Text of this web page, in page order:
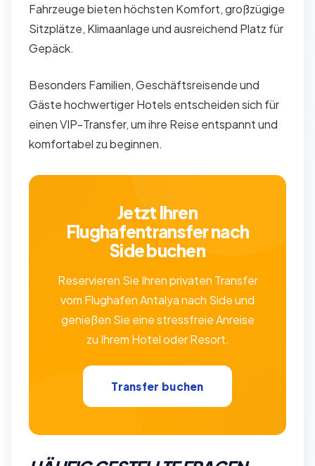
Fahrzeuge bieten höchsten Komfort, großzügige
Sitzplätze, Klimaanlage und ausreichend Platz für
Gepäck.
Besonders Familien, Geschäftsreisende und
Gäste hochwertiger Hotels entscheiden sich für
einen VIP-Transfer, um ihre Reise entspannt und
komfortabel zu beginnen.
Jetzt Ihren
Flughafentransfer nach
Side buchen
Reservieren Sie Ihren privaten Transfer
vom Flughafen Antalya nach Side und
genießen Sie eine stressfreie Anreise
zu Ihrem Hotel oder Resort.
Transfer buchen